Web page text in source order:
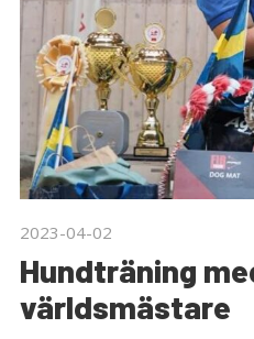
2023-04-02
Hundträning
världsmästare